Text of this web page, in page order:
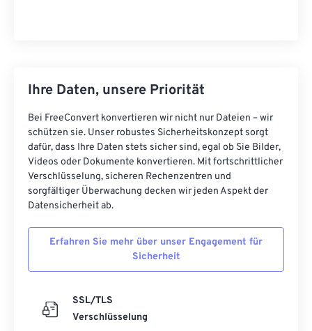
Ihre Daten, unsere Priorität
Bei FreeConvert konvertieren wir nicht nur Dateien – wir
schützen sie. Unser robustes Sicherheitskonzept sorgt
dafür, dass Ihre Daten stets sicher sind, egal ob Sie Bilder,
Videos oder Dokumente konvertieren. Mit fortschrittlicher
Verschlüsselung, sicheren Rechenzentren und
sorgfältiger Überwachung decken wir jeden Aspekt der
Datensicherheit ab.
Erfahren Sie mehr über unser Engagement für
Sicherheit
SSL/TLS
Verschlüsselung